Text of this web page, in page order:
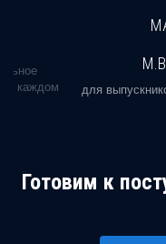
в каждом
для
Готовим к